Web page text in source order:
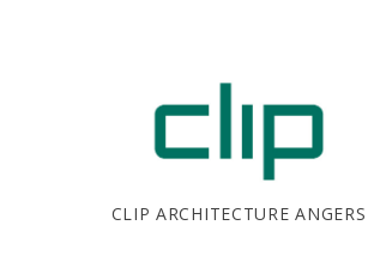
CLIP ARCHITECTURE ANGERS